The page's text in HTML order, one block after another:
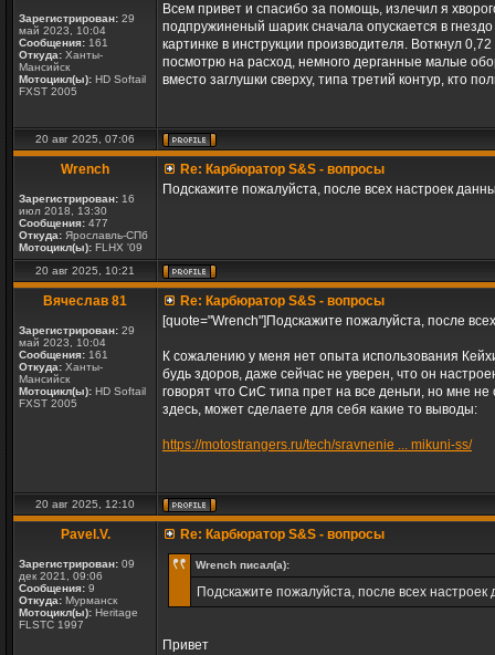
Зарегистрирован: 29
май 2023, 10:04
Сообщения: 161
Откуда: Ханты-
Мансийск
Мотоцикл(ы): HD Softail
FXST 2005
Всем привет и спасибо за помощь, излечил я
подпружиненый шарик сначала опускается в
картинке в инструкции производителя. Воткнул
посмотрю на расход, немного дерганные малые
вместо заглушки сверху, типа третий контур, кто
20 авг 2025, 07:06
Wrench
Зарегистрирован: 16
июл 2018, 13:30
Сообщения: 477
Откуда: Ярославль-СПб
Мотоцикл(ы): FLHX '09
Re: Карбюратор S&S - вопросы
Подскажите пожалуйста, после всех настроек
20 авг 2025, 10:21
Вячеслав 81
Зарегистрирован: 29
май 2023, 10:04
Сообщения: 161
Откуда: Ханты-
Мансийск
Мотоцикл(ы): HD Softail
FXST 2005
Re: Карбюратор S&S - вопросы
[quote="Wrench"]Подскажите пожалуйста, после
К сожалению у меня нет опыта использования
будь здоров, даже сейчас не уверен, что он
говорят что СиС типа прет на все деньги, но мне
здесь, может сделаете для себя какие то выводы:
https://motostrangers.ru/tech/sravnenie ... mikuni-ss/
20 авг 2025, 12:10
Pavel.V.
Зарегистрирован: 09
дек 2021, 09:06
Сообщения: 9
Откуда: Мурманск
Мотоцикл(ы): Heritage
FLSTC 1997
Re: Карбюратор S&S - вопросы
Wrench писал(а):
Подскажите пожалуйста, после всех
Привет